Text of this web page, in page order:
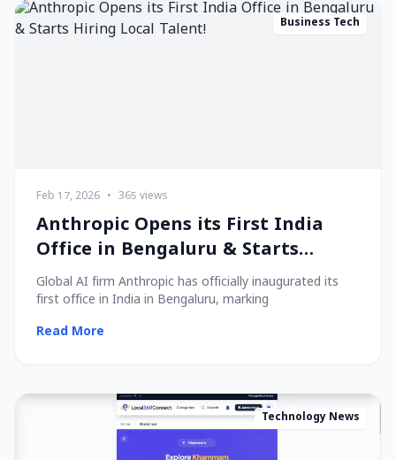
Business Tech
Feb 17, 2026 • 365 views
Anthropic Opens its First India
Office in Bengaluru & Starts
Hiring Local Talent!
Global AI firm Anthropic has officially inaugurated its
first office in India in Bengaluru, marking
Read More
Technology News